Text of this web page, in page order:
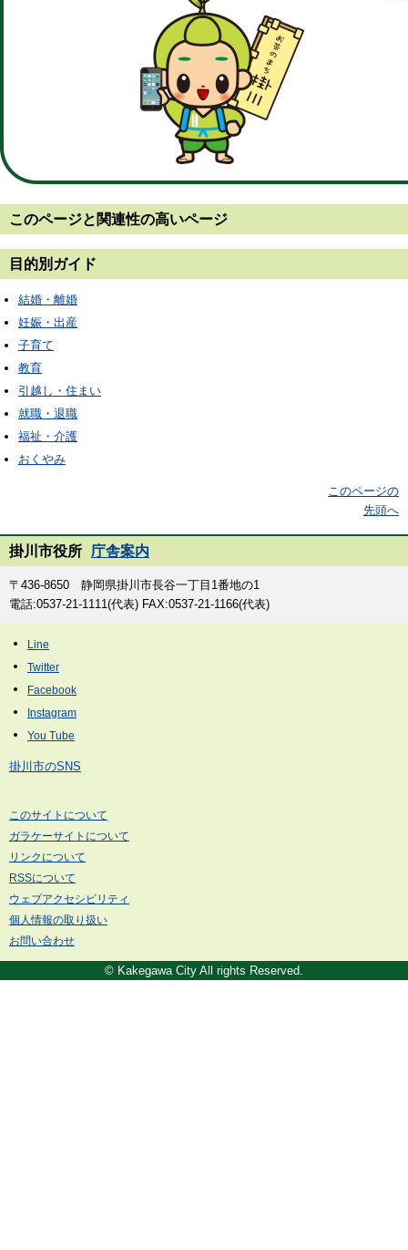
このページと 関連性の高いページ
目的別ガイド
結婚・離婚
妊娠・出産
子育て
教育
引越し・住まい
就職・退職
福祉・介護
おくやみ
このページの
先頭へ
掛川市役所 庁舎案内
〒436-8650 静岡県掛川市長谷一丁目1番地の1
電話:0537-21-1111(代表) FAX:0537-21-1166(代表)
掛川市のSNS
このサイトについて
ガラケーサイトについて
リンクについて
RSSについて
ウェブアクセシビリティ
個人情報の取り扱い
お問い合わせ
© Kakegawa City All rights Reserved.